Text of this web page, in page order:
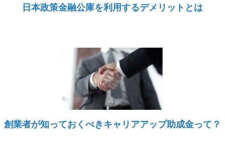
日本政策金融公庫を利用するデメリットとは
創業者が知っておくべきキャリアアップ助成金って？